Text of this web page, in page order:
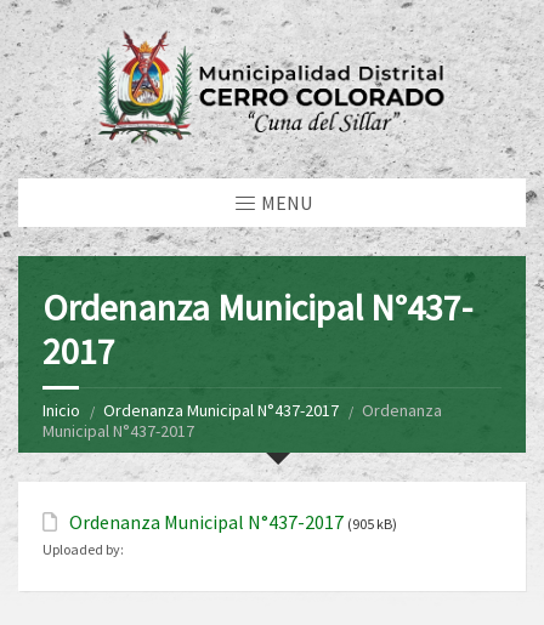
MENU
Ordenanza Municipal N°437-
2017
Inicio Ordenanza Municipal N°437-2017
Ordenanza
Municipal N°437-2017
Ordenanza Municipal N°437-2017 (905 kB)
Uploaded by: